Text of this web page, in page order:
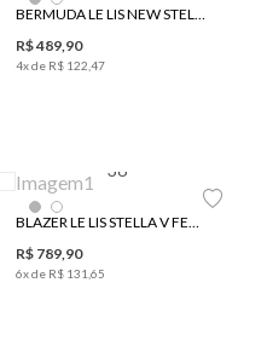
BERMUDA LE LIS NEW STELLA OFF FEMININA
R$489,90
4x de R$ 122 47
36
BLAZER LE LIS STELLA V FEMININO
R$ 789,90
6x de R$ 131 65